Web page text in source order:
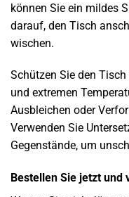
können Sie ein mildes
darauf, den Tisch
wischen.
Schützen Sie den
und extremen
Ausbleichen oder
Verwenden Sie
Gegenstände, um
Bestellen Sie jetzt und